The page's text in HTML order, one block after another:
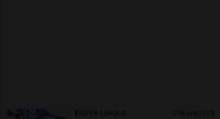
SUPER LEAGUE 18 ore 1 9